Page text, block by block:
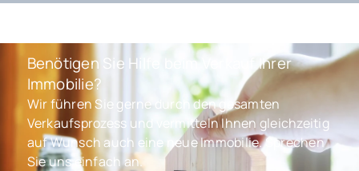
Benötigen Sie Hilfe beim Verkauf Ihrer
Immobilie?
Wir führen Sie gerne durch den gesamten
Verkaufsprozess und vermitteln Ihnen gleichzeitig
auf Wunsch auch eine neue Immobilie. Sprechen
Sie uns einfach an.